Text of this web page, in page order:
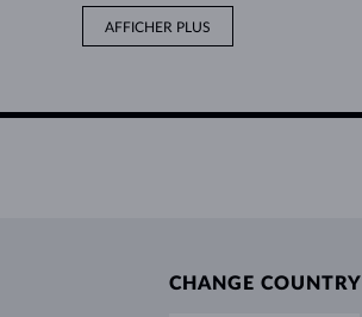
AFFICHER PLUS
CHANGE COUNTRY